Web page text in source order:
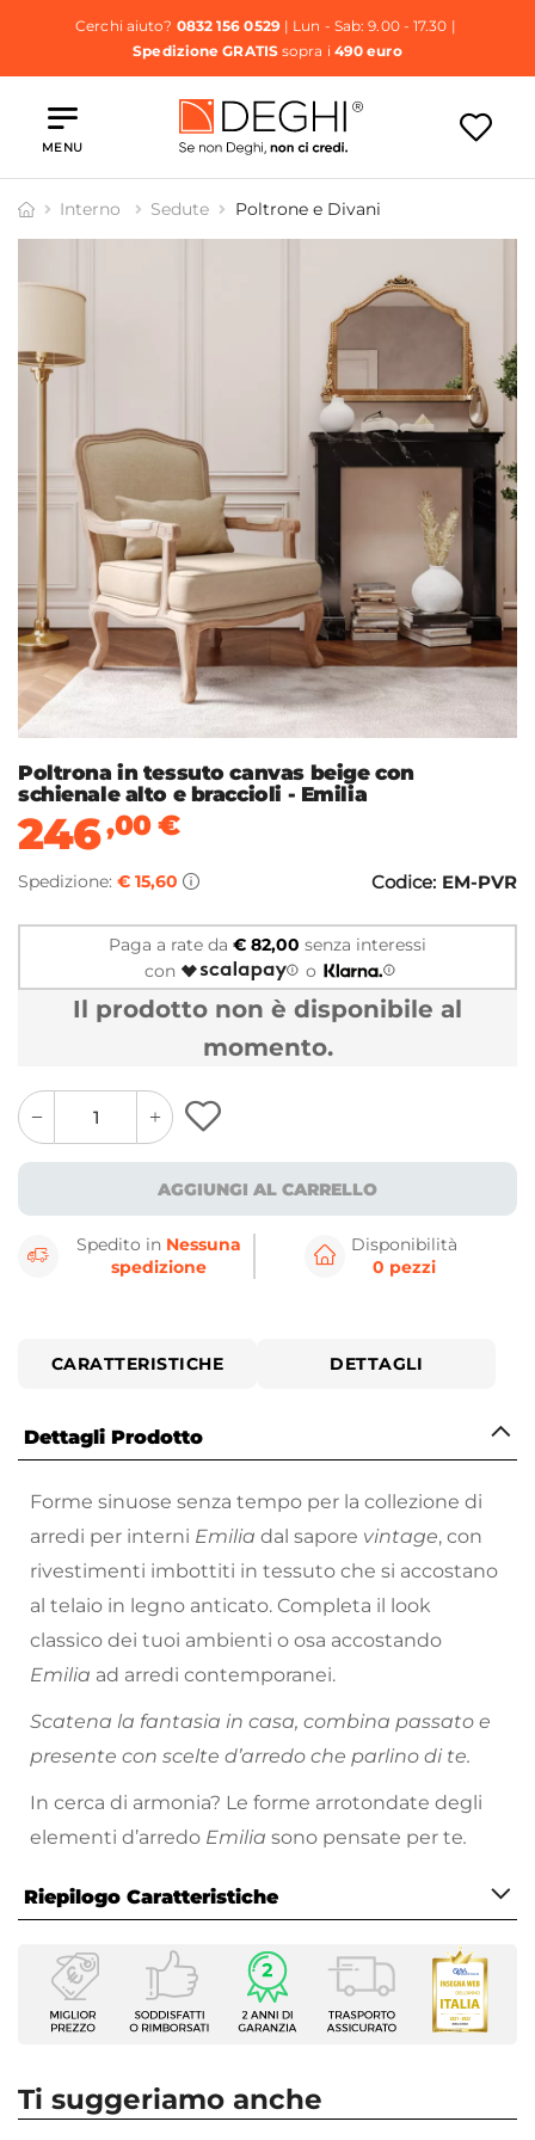
Cerchi aiuto? 0832 156 0529| Lun - Sab: 9.00 - 17.30 |
Spedizione GRATISsopra i 490 euro
MENU
Interno Sedute Poltrone e Divani
Poltrona in tessuto canvas beige con
schienale alto e braccioli - Emilia
246,00€
Spedizione: € 15,60 Codice: EM-PVR
Paga a rate da € 82,00 senza interessi
con
o
Il prodotto non è disponibile al
momento.
quantity
button
quantity
minus
button
AGGIUNGI AL CARRELLO
Spedito in Nessuna
spedizione
Disponibilità
0 pezzi
CARATTERISTICHE DETTAGLI
Dettagli Prodotto
Forme sinuose senza tempo per la collezione di
arredi per interni Emilia dal sapore vintage, con
rivestimenti imbottiti in tessuto che si accostano
al telaio in legno anticato. Completa il look
classico dei tuoi ambienti o osa accostando
Emilia ad arredi contemporanei.
Scatena la fantasia in casa, combina passato e
presente con scelte d’arredo che parlino di te.
In cerca di armonia? Le forme arrotondate degli
elementi d’arredo Emilia sono pensate per te.
Riepilogo Caratteristiche
Caratteristiche
Tipologia
Poltrona
Dimensioni
Ti suggeriamo anche